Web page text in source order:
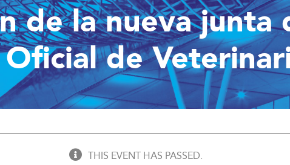
de la nueva
de
THIS EVENT HAS PASSED.